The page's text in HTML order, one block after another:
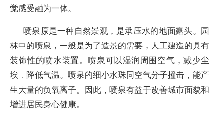
觉感受融为一体。
喷泉原是一种自然景观，是承压水的地面露头。园
林中的喷泉，一般是为了造景的需要，人工建造的具有
装饰性的喷水装置。喷泉可以湿润周围空气，减少尘
埃，降低气温。喷泉的细小水珠同空气分子撞击，能产
生大量的负氧离子。因此，喷泉有益于改善城市面貌和
增进居民身心健康。